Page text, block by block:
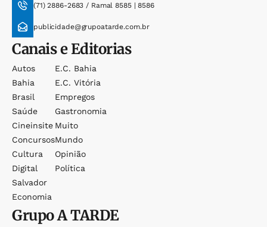
(71) 2886-2683 / Ramal 8585 | 8586
publicidade@grupoatarde.com.br
Canais e Editorias
Autos
Bahia
Brasil
Saúde
Cineinsite
Concursos
Cultura
Digital
Salvador
Economia
E.c. Bahia
E.c. Vitória
Empregos
Gastronomia
Muito
Mundo
Opinião
Política
GrupoA TARDE